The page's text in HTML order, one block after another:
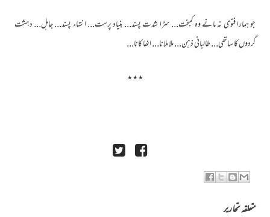
جو ہمارا فتوی نہ مانے وہ کمبخت... سڑا شدت پسند... بنیاد پرست... انتہاء پسند... جاہل... دہشت
گردوں کا ساتھی... طالبانی ذہن... ملا ملانا... انھا کانا...
٭٭٭
متعلقہ تحاریر